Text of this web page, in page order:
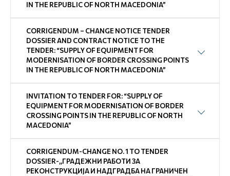
IN THE REPUBLIC OF NORTH MACEDONIA”
CORRIGENDUM – CHANGE NOTICE TENDER
DOSSIER AND CONTRACT NOTICE TO THE
TENDER: “SUPPLY OF EQUIPMENT FOR
MODERNISATION OF BORDER CROSSING POINTS
IN THE REPUBLIC OF NORTH MACEDONIA”
INVITATION TO TENDER FOR: “SUPPLY OF
EQUIPMENT FOR MODERNISATION OF BORDER
CROSSING POINTS IN THE REPUBLIC OF NORTH
MACEDONIA”
CORRIGENDUM-CHANGE NO. 1 TO TENDER
DOSSIER-,,ГРАДЕЖНИ РАБОТИ ЗА
РЕКОНСТРУКЦИЈА И НАДГРАДБА НА ГРАНИЧЕН